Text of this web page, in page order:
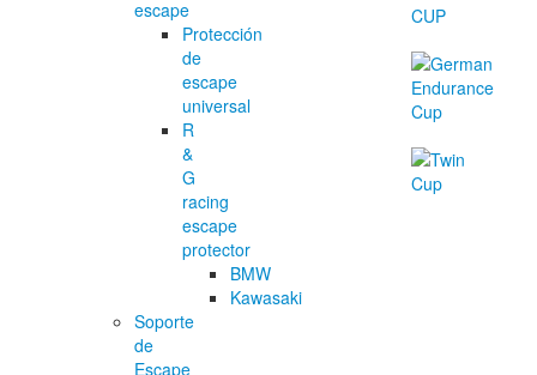
escape
Protección
de
escape
universal
R
&
G
racing
escape
protector
BMW
Kawasaki
Soporte
de
Escape